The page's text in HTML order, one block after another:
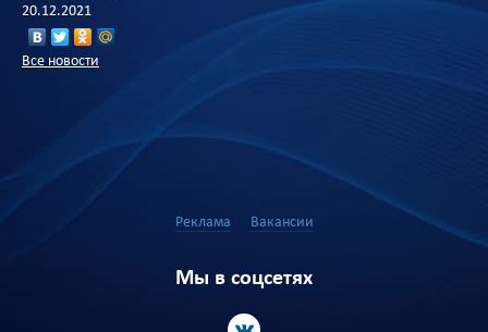
20.12.2021
Все новости
Реклама Вакансии
Мы в соцсетях